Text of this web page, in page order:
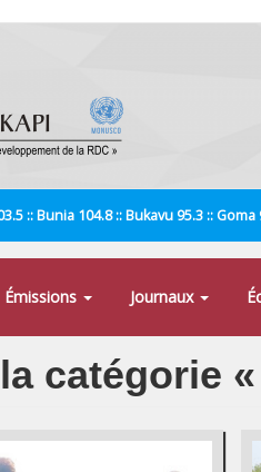
:: Bunia 104.8 :: Bukavu 95.3 ::
Émissions Journaux
catégorie